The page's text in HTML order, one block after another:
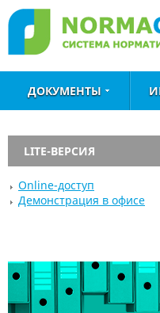
ДОКУМЕНТЫ
LITE-ВЕРСИЯ
Online-доступ
Демонстрация в офисе